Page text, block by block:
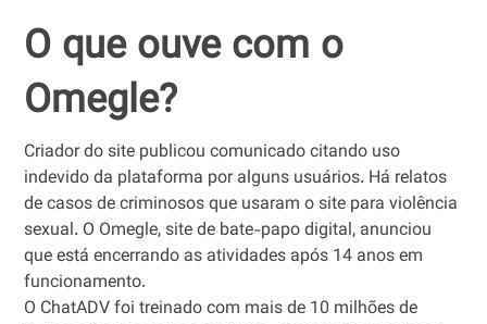
O que ouve com o
Omegle?
Criador do site publicou comunicado citando uso
indevido da plataforma por alguns usuários. Há relatos
de casos de criminosos que usaram o site para violência
sexual. O Omegle, site de bate-papo digital, anunciou
que está encerrando as atividades após 14 anos em
funcionamento.
O ChatADV foi treinado com mais de 10 milhões de